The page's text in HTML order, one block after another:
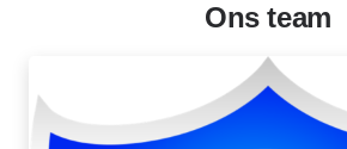
Ons team